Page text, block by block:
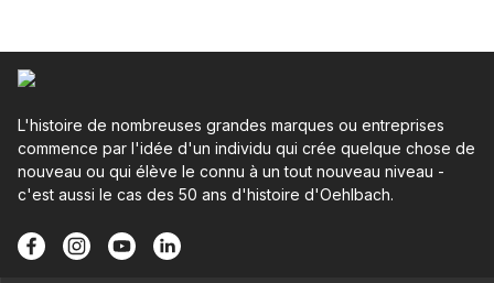
L'histoire de nombreuses grandes marques ou entreprises
commence par l'idée d'un individu qui crée quelque chose de
nouveau ou qui élève le connu à un tout nouveau niveau -
c'est aussi le cas des 50 ans d'histoire d'Oehlbach.